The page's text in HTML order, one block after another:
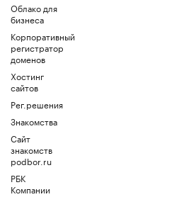
Облако для
бизнеса
Корпоративный
регистратор
доменов
Хостинг
сайтов
Рег.решения
Знакомства
Сайт
знакомств
podbor.ru
РБК
Компании